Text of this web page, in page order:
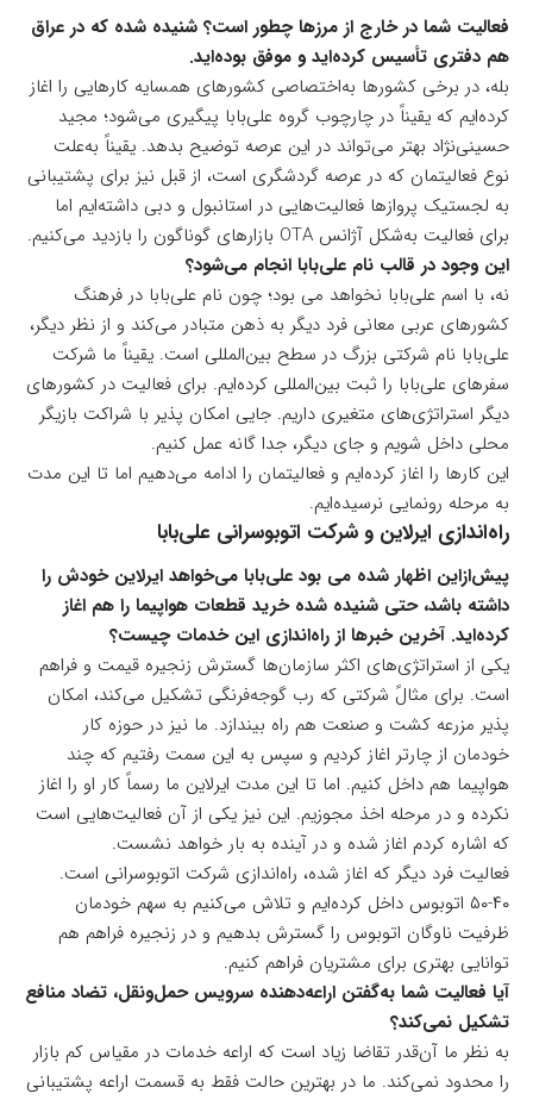
فعالیت شما در خارج از مرزها چطور است؟ شنیده شده که در عراق
هم دفتری تأسیس کرده‌اید و موفق بوده‌اید.
بله، در برخی کشورها به‌اختصاصی کشورهای همسایه کارهایی را اغاز
کرده‌ایم که یقیناً در چارچوب گروه علی‌بابا پیگیری می‌شود؛ مجید
حسینی‌نژاد بهتر می‌تواند در این عرصه توضیح بدهد. یقیناً به‌علت
نوع فعالیتمان که در عرصه گردشگری است، از قبل نیز برای پشتیبانی
به لجستیک پروازها فعالیت‌هایی در استانبول و دبی داشته‌ایم اما
برای فعالیت به‌شکل آژانس OTA بازارهای گوناگون را بازدید می‌کنیم.
این وجود در قالب نام علی‌بابا انجام می‌شود؟
نه، با اسم علی‌بابا نخواهد می بود؛ چون نام علی‌بابا در فرهنگ
کشورهای عربی معانی فرد دیگر به ذهن متبادر می‌کند و از نظر دیگر،
علی‌بابا نام شرکتی بزرگ در سطح بین‌المللی است. یقیناً ما شرکت
سفرهای علی‌بابا را ثبت بین‌المللی کرده‌ایم. برای فعالیت در کشورهای
دیگر استراتژی‌های متغیری داریم. جایی امکان پذیر با شراکت بازیگر
محلی داخل شویم و جای دیگر، جدا گانه عمل کنیم.
این کارها را اغاز کرده‌ایم و فعالیتمان را ادامه می‌دهیم اما تا این مدت
به مرحله رونمایی نرسیده‌ایم.
راه‌اندازی ایرلاین و شرکت اتوبوسرانی علی‌بابا
پیش‌ازاین اظهار شده می بود علی‌بابا می‌خواهد ایرلاین خودش را
داشته باشد، حتی شنیده شده خرید قطعات هواپیما را هم اغاز
کرده‌اید. آخرین خبرها از راه‌اندازی این خدمات چیست؟
یکی از استراتژی‌های اکثر سازمان‌ها گسترش زنجیره قیمت و فراهم
است. برای مثالً شرکتی که رب‌ گوجه‌فرنگی تشکیل می‌کند، امکان
پذیر مزرعه کشت‌ و صنعت هم راه بیندازد. ما نیز در حوزه کار
خودمان از چارتر اغاز کردیم و سپس به این سمت رفتیم که چند
هواپیما هم داخل کنیم. اما تا این مدت ایرلاین ما رسماً کار او را اغاز
نکرده و در مرحله اخذ مجوزیم. این نیز یکی از آن فعالیت‌هایی است
که اشاره کردم اغاز شده و در آینده به بار خواهد نشست.
فعالیت فرد دیگر که اغاز شده، راه‌اندازی شرکت اتوبوسرانی است.
۴۰-۵۰ اتوبوس داخل کرده‌ایم و تلاش می‌کنیم به سهم خودمان
ظرفیت ناوگان اتوبوس را گسترش بدهیم و در زنجیره فراهم هم
توانایی بهتری برای مشتریان فراهم کنیم.
آیا فعالیت شما به‌گفتن اراعه‌دهنده سرویس حمل‌ونقل، تضاد منافع
تشکیل نمی‌کند؟
به نظر ما آن‌قدر تقاضا زیاد است که اراعه خدمات در مقیاس کم بازار
را محدود نمی‌کند. ما در بهترین حالت فقط به قسمت اراعه پشتیبانی